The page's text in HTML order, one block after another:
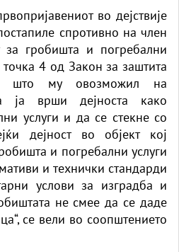
во дејствије
спротивно на член
гробишта и погребални
4 од Закон за заштита
што му овозможил на
ја врши дејноста како
услуги и да се стекне со
дејност во објект кој
и погребални услуги
и технички стандарди
услови за изградба и
не смее да се даде
се вели во соопштението